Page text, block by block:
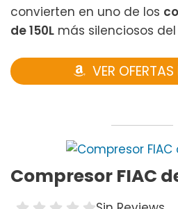
convierten en uno de los
de 150L más silenciosos
VER
Compresor FIAC